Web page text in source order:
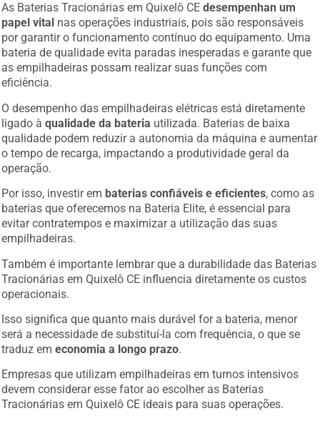
As Baterias Tracionárias em Quixelô CEdesempenhan um
papel vital nas operações industriais, pois são responsáveis
por garantir o funcionamento contínuo do equipamento. Uma
bateria de qualidade evita paradas inesperadas e garante que
as empilhadeiras possam realizar suas funções com
eficiência.
O desempenho das empilhadeiras elétricas está diretamente
ligado àqualidade da bateria utilizada. Baterias de baixa
qualidade podem reduzir a autonomia da máquina e aumentar
o tempo de recarga, impactando a produtividade geral da
operação.
Por isso, investir em baterias confiáveis e eficientes, como as
baterias que oferecemos na Bateria Elite, é essencial para
evitar contratempos e maximizar a utilização das suas
empilhadeiras.
Também é importante lembrar que a durabilidade das Baterias
Tracionárias em Quixelô CE influencia diretamente os custos
operacionais.
Isso significa que quanto mais durável for a bateria, menor
será a necessidade de substituí-la com frequência, o que se
traduz emeconomia a longo prazo.
Empresas que utilizam empilhadeiras em turnos intensivos
devem considerar esse fator ao escolher as Baterias
Tracionárias em Quixelô CE ideais para suas operações.